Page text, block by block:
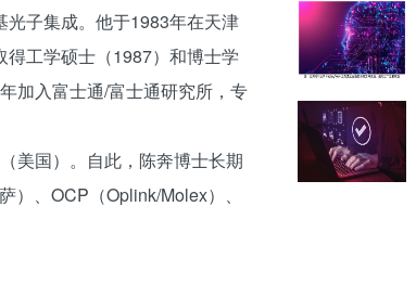
子集成。他于1983年在天津
工学硕士（1987）和博士学
加入富士通/富士通研究所，专
美国）。自此，陈奔博士长期
、OCP（Oplink/Molex）、